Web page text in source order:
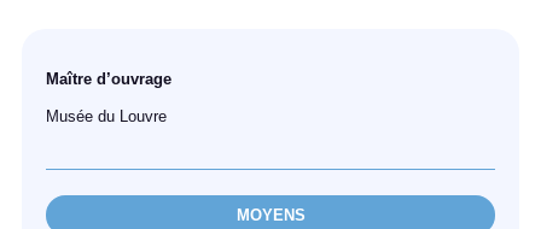
Maître d’ouvrage
Musée du Louvre
MOYENS